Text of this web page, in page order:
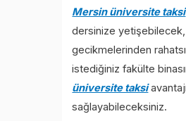
Mersin üniversite taksi
dersinize yetişebilecek,
gecikmelerinden
istediğiniz fakülte
üniversite taksi
sağlayabileceksiniz.